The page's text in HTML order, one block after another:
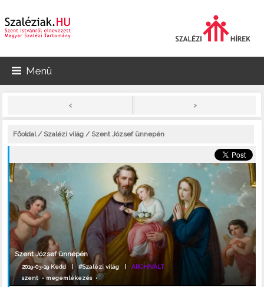
Menü
< >
Főoldal/ Szalézi világ / Szent József ünnepén
Szent József ünnepén
2019-03-19 Kedd |#Szalézi világ |ARCHIVÁLT
szent•megemlékezés•